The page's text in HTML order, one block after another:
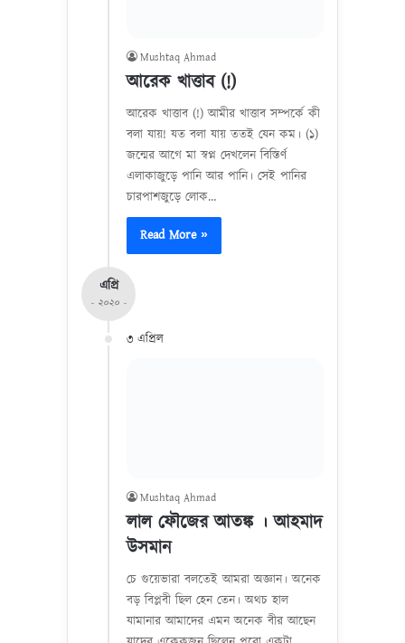
Mushtaq Ahmad
আরেক খাত্তাব (!)
আরেক খাত্তাব (!) আমীর খাত্তাব সম্পর্কে কী
বলা যায়! যত বলা যায় ততই যেন কম। (১)
জন্মের আগে মা স্বপ্ন দেখলেন বিস্তির্ণ
এলাকাজুড়ে পানি আর পানি। সেই পানির
চারপাশজুড়ে লোক…
Read More »
এপ্রি
- ২০২০ -
৩ এপ্রিল
Mushtaq Ahmad
লাল ফৌজের আতঙ্ক । আহমাদ
উসমান
চে গুয়েভারা বলতেই আমরা অজ্ঞান। অনেক
বড় বিপ্লবী ছিল হেন তেন। অথচ হাল
যামানার আমাদের এমন অনেক বীর আছেন